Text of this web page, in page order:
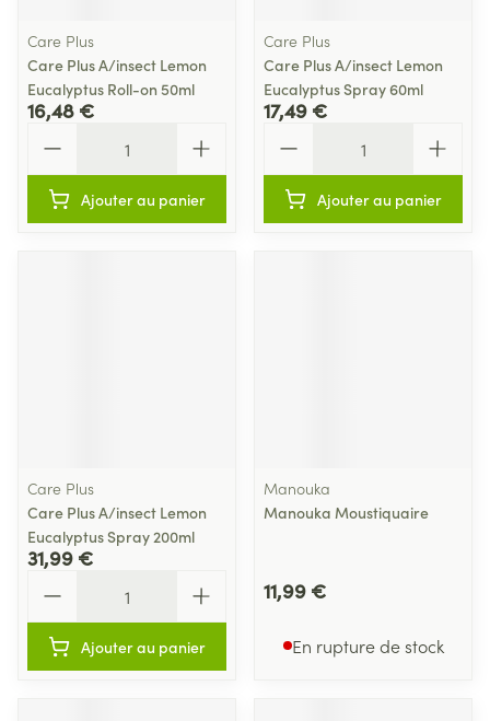
Care Plus
Care Plus A/insect Lemon
Eucalyptus Roll-on 50ml
16,48 €
Ajouter au panier
Care Plus
Care Plus A/insect Lemon
Eucalyptus Spray 60ml
17,49 €
Ajouter au panier
Care Plus
Care Plus A/insect Lemon
Eucalyptus Spray 200ml
31,99 €
Ajouter au panier
Manouka
Manouka Moustiquaire
11,99 €
En rupture de stock